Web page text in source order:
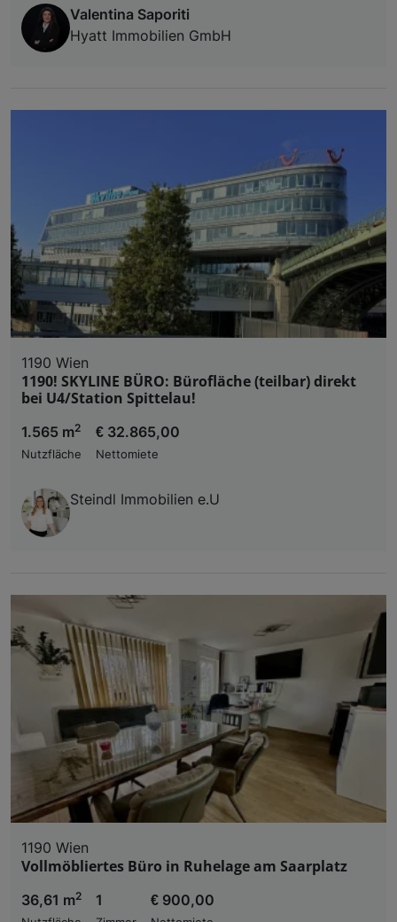
Valentina Saporiti
Hyatt Immobilien GmbH
1190 Wien
1190! SKYLINE BÜRO: Bürofläche (teilbar) direkt
bei U4/Station Spittelau!
1.565 m2
Nutzfläche
€ 32.865,00
Nettomiete
Steindl Immobilien e.U
1190 Wien
Vollmöbliertes Büro in Ruhelage am Saarplatz
36,61 m2
1 € 900,00